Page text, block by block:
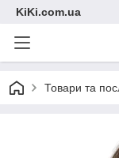
KiKi.com.ua
Товари та